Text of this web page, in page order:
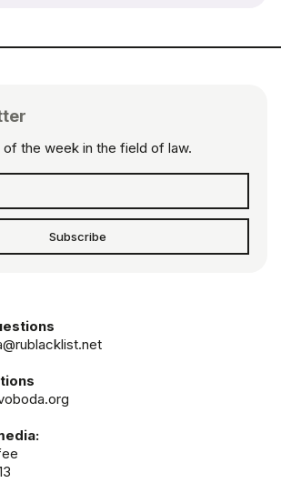
of the week in the field of law.
Subscribe